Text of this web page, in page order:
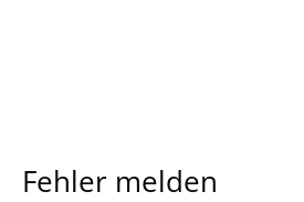
Fehler melden